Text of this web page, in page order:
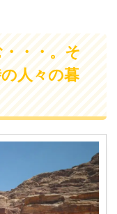
・・。そ
人々の暮